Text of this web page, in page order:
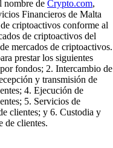
nombre de Crypto.com,
Financieros de Malta
criptoactivos conforme al
de criptoactivos del
mercados de criptoactivos.
prestar los siguientes
fondos; 2. Intercambio de
y transmisión de
4. Ejecución de
5. Servicios de
clientes; y 6. Custodia y
de clientes.